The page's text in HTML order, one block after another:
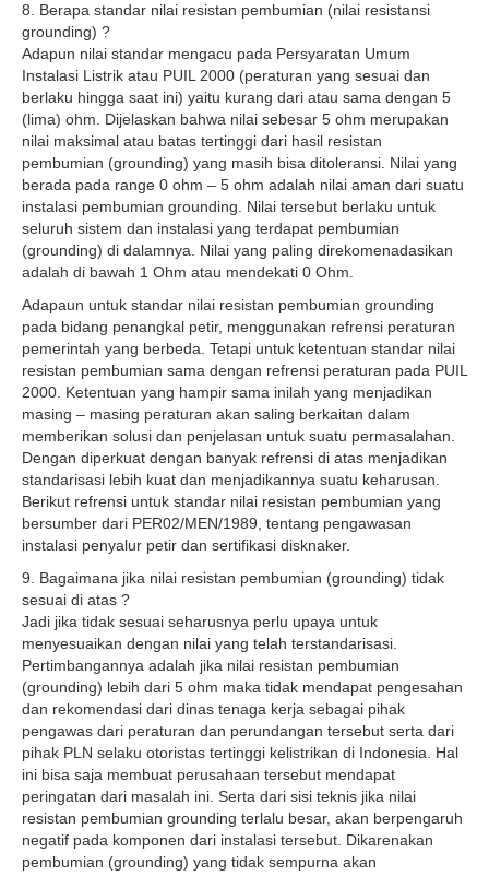
8. Berapa standar nilai resistan pembumian (nilai resistansi
grounding) ?
Adapun nilai standar mengacu pada Persyaratan Umum
Instalasi Listrik atau PUIL 2000 (peraturan yang sesuai dan
berlaku hingga saat ini) yaitu kurang dari atau sama dengan 5
(lima) ohm. Dijelaskan bahwa nilai sebesar 5 ohm merupakan
nilai maksimal atau batas tertinggi dari hasil resistan
pembumian (grounding) yang masih bisa ditoleransi. Nilai yang
berada pada range 0 ohm – 5 ohm adalah nilai aman dari suatu
instalasi pembumian grounding. Nilai tersebut berlaku untuk
seluruh sistem dan instalasi yang terdapat pembumian
(grounding) di dalamnya. Nilai yang paling direkomenadasikan
adalah di bawah 1 Ohm atau mendekati 0 Ohm.
Adapaun untuk standar nilai resistan pembumian grounding
pada bidang penangkal petir, menggunakan refrensi peraturan
pemerintah yang berbeda. Tetapi untuk ketentuan standar nilai
resistan pembumian sama dengan refrensi peraturan pada PUIL
2000. Ketentuan yang hampir sama inilah yang menjadikan
masing – masing peraturan akan saling berkaitan dalam
memberikan solusi dan penjelasan untuk suatu permasalahan.
Dengan diperkuat dengan banyak refrensi di atas menjadikan
standarisasi lebih kuat dan menjadikannya suatu keharusan.
Berikut refrensi untuk standar nilai resistan pembumian yang
bersumber dari PER02/MEN/1989, tentang pengawasan
instalasi penyalur petir dan sertifikasi disknaker.
9. Bagaimana jika nilai resistan pembumian (grounding) tidak
sesuai di atas ?
Jadi jika tidak sesuai seharusnya perlu upaya untuk
menyesuaikan dengan nilai yang telah terstandarisasi.
Pertimbangannya adalah jika nilai resistan pembumian
(grounding) lebih dari 5 ohm maka tidak mendapat pengesahan
dan rekomendasi dari dinas tenaga kerja sebagai pihak
pengawas dari peraturan dan perundangan tersebut serta dari
pihak PLN selaku otoristas tertinggi kelistrikan di Indonesia. Hal
ini bisa saja membuat perusahaan tersebut mendapat
peringatan dari masalah ini. Serta dari sisi teknis jika nilai
resistan pembumian grounding terlalu besar, akan berpengaruh
negatif pada komponen dari instalasi tersebut. Dikarenakan
pembumian (grounding) yang tidak sempurna akan